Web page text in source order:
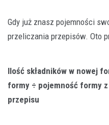
Gdy już znasz pojemności
przeliczania przepisów. Oto
Ilość składników w nowej
formy ÷ pojemność formy
przepisu